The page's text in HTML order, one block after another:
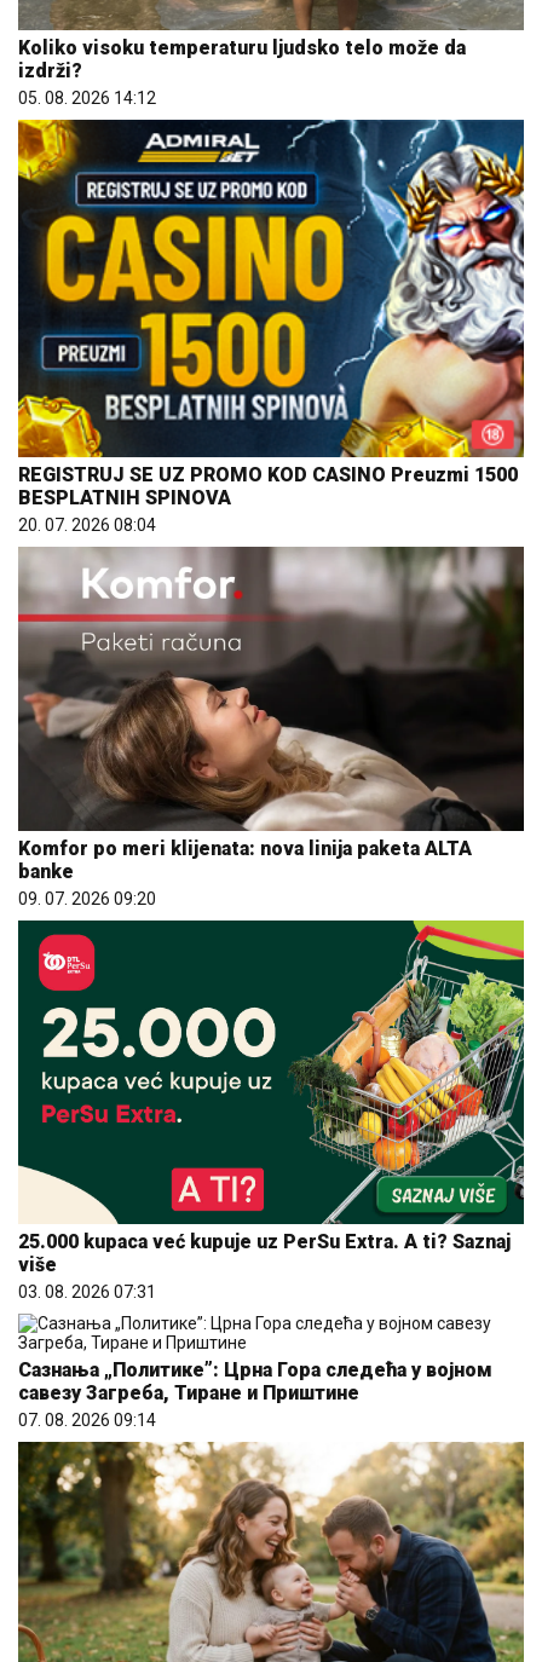
Koliko visoku temperaturu ljudsko telo može da
izdrži?
05. 08. 2026 14:12
REGISTRUJ SE UZ PROMO KOD CASINO Preuzmi 1500
BESPLATNIH SPINOVA
20. 07. 2026 08:04
Komfor po meri klijenata: nova linija paketa ALTA
banke
09. 07. 2026 09:20
25.000 kupaca već kupuje uz PerSu Extra. A ti? Saznaj
više
03. 08. 2026 07:31
Сазнања „Политике”: Црна Гора следећа у војном
савезу Загреба, Тиране и Приштине
07. 08. 2026 09:14